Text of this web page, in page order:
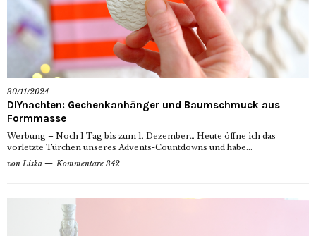
30/11/2024
DIYnachten: Gechenkanhänger und Baumschmuck aus
Formmasse
Werbung – Noch 1 Tag bis zum 1. Dezember… Heute öffne ich das
vorletzte Türchen unseres Advents-Countdowns und habe...
von Liska Kommentare 342